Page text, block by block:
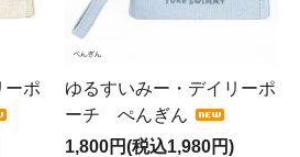
ーポ
ゆるすいみー・デイリーポ
ーチ ぺんぎん
1,800円(税込1,980円)